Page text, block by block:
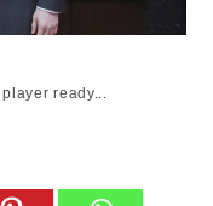
player ready...